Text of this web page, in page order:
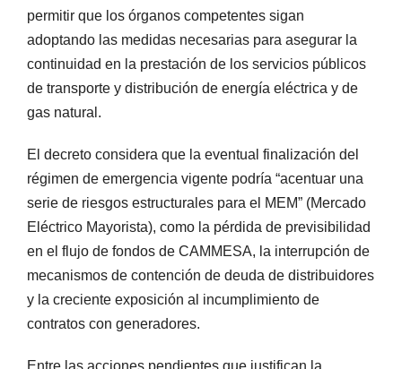
permitir que los órganos competentes sigan
adoptando las medidas necesarias para asegurar la
continuidad en la prestación de los servicios públicos
de transporte y distribución de energía eléctrica y de
gas natural.
El decreto considera que la eventual finalización del
régimen de emergencia vigente podría “acentuar una
serie de riesgos estructurales para el MEM” (Mercado
Eléctrico Mayorista), como la pérdida de previsibilidad
en el flujo de fondos de CAMMESA, la interrupción de
mecanismos de contención de deuda de distribuidores
y la creciente exposición al incumplimiento de
contratos con generadores.
Entre las acciones pendientes que justifican la